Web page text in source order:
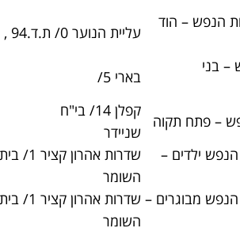
0/ ת.ד.94 ,
09-7478500
03-9253616
שדרות אהרון קציר 1/ בית חולים תל
03-5302663
שדרות אהרון קציר 1/ בית חולים תל
03-5303350